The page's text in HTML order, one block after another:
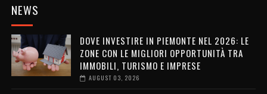
NEWS
DOVE INVESTIRE IN PIEMONTE NEL 2026: LE
ZONE CON LE MIGLIORI OPPORTUNITÀ TRA
IMMOBILI, TURISMO E IMPRESE
AUGUST 03, 2026